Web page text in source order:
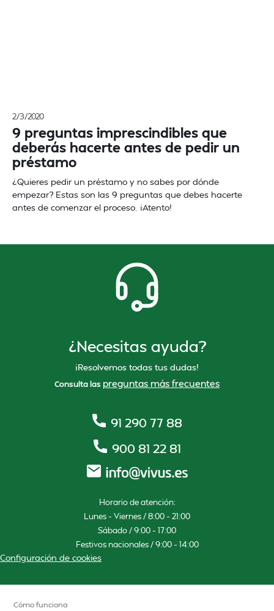
2/3/2020
9 preguntas imprescindibles que
deberás hacerte antes de pedir un
préstamo
¿Quieres pedir un préstamo y no sabes por dónde
empezar? Estas son las 9 preguntas que debes hacerte
antes de comenzar el proceso. ¡Atento!
¿Necesitas ayuda?
¡Resolvemos todas tus dudas!
Consulta las preguntas más frecuentes
91 290 77 88
900 81 22 81
Horario de atención:
Lunes – Viernes / 8:00 – 21:00
Sábado / 9:00 – 17:00
Festivos nacionales / 9:00 – 14:00
Configuración de cookies
Cómo funciona